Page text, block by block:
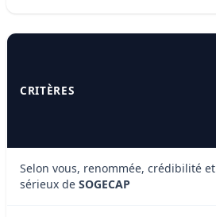
CRITÈRES
Selon vous, renommée, crédibilité et
sérieux de SOGECAP